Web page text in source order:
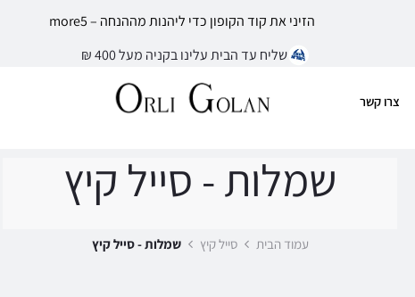
שליח עד הבית עלינו בקניה מעל 400 ₪
צרו קשר
שמלות - סייל קיץ
עמוד הבית סייל קיץ שמלות - סייל קיץ
הזיני את קוד הקופון כדי ליהנות מההנחה – more5